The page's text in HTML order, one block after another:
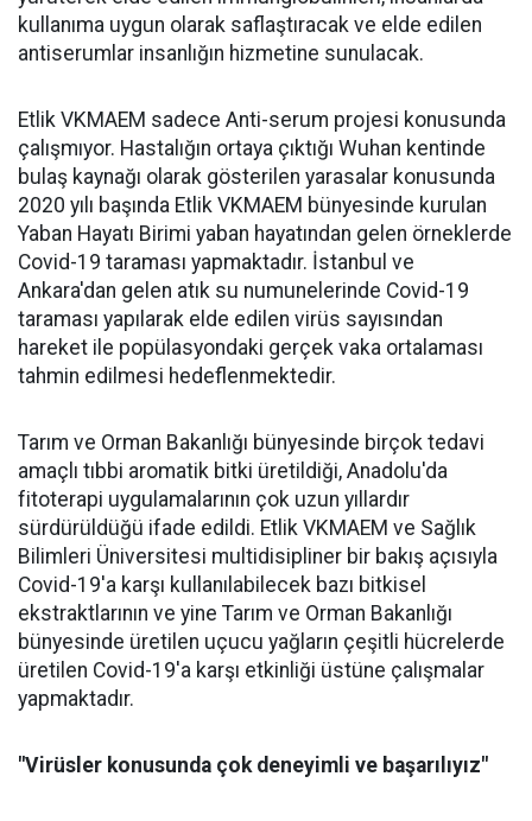
kullanıma uygun olarak saflaştıracak ve elde edilen
antiserumlar insanlığın hizmetine sunulacak.
Etlik VKMAEM sadece Anti-serum projesi konusunda
çalışmıyor. Hastalığın ortaya çıktığı Wuhan kentinde
bulaş kaynağı olarak gösterilen yarasalar konusunda
2020 yılı başında Etlik VKMAEM bünyesinde kurulan
Yaban Hayatı Birimi yaban hayatından gelen örneklerde
Covid-19 taraması yapmaktadır. İstanbul ve
Ankara'dan gelen atık su numunelerinde Covid-19
taraması yapılarak elde edilen virüs sayısından
hareket ile popülasyondaki gerçek vaka ortalaması
tahmin edilmesi hedeflenmektedir.
Tarım ve Orman Bakanlığı bünyesinde birçok tedavi
amaçlı tıbbi aromatik bitki üretildiği, Anadolu'da
fitoterapi uygulamalarının çok uzun yıllardır
sürdürüldüğü ifade edildi. Etlik VKMAEM ve Sağlık
Bilimleri Üniversitesi multidisipliner bir bakış açısıyla
Covid-19'a karşı kullanılabilecek bazı bitkisel
ekstraktlarının ve yine Tarım ve Orman Bakanlığı
bünyesinde üretilen uçucu yağların çeşitli hücrelerde
üretilen Covid-19'a karşı etkinliği üstüne çalışmalar
yapmaktadır.
"Virüsler konusunda çok deneyimli ve başarılıyız"